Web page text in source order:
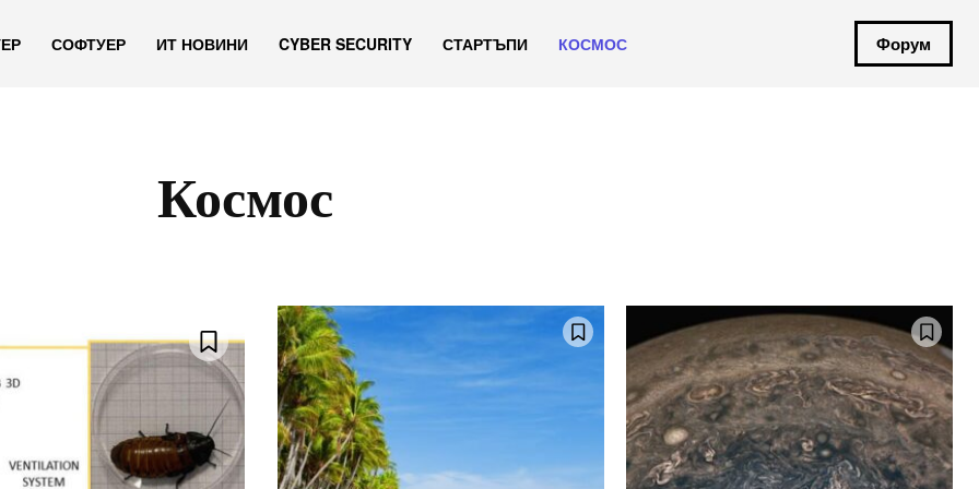
СОФТУЕР ИТ НОВИНИ CYBER SECURITY СТАРТЪПИ КОСМОС Форум
Космос